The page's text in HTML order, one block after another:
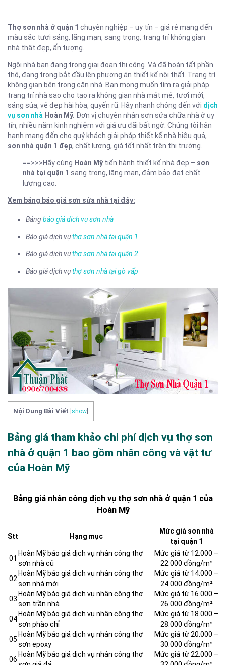
Thợ sơn nhà ở quận 1 chuyên nghiệp – uy tín – giá rẻ mang đến
màu sắc tươi sáng, lãng mạn, sang trọng, trang trí không gian
nhà thật đẹp, ấn tượng.
Ngôi nhà bạn đang trong giai đoạn thi công. Và đã hoàn tất phần
thô, đang trong bắt đầu lên phương án thiết kế nội thất. Trang trí
không gian bên trong căn nhà. Bạn mong muốn tìm ra giải pháp
trang trí nhà sao cho tạo ra không gian nhà mát mẻ, tươi mới,
sáng sủa, vẻ đẹp hài hòa, quyến rũ. Hãy nhanh chóng đến với dịch
vụ sơn nhà Hoàn Mỹ. Đơn vị chuyên nhận sơn sửa chữa nhà ở uy
tín, nhiều năm kinh nghiệm với giá ưu đãi bất ngờ. Chúng tôi hân
hạnh mang đến cho quý khách giải pháp thiết kế nhà hiệu quả,
sơn nhà quận 1 đẹp, chất lượng, giá tốt nhất trên thị trường.
==>>>Hãy cùng Hoàn Mỹtiến hành thiết kế nhà đẹp – sơn
nhà tại quận 1 sang trọng, lãng mạn, đảm bảo đạt chất
lượng cao.
Xem bảng báo giá sơn sửa nhà tại đây:
Bảngbáo giá dịch vụ sơn nhà
Báo giá dịch vụthợ sơn nhà tại quận 1
Báo giá dịch vụthợ sơn nhà tại quận 2
Báo giá dịch vụthợ sơn nhà tại gò vấp
Nội Dung Bài Viết show
Bảng giá tham khảo chi phí dịch vụ thợ sơn
nhà ở quận 1 bao gồm nhân công và vật tư
của Hoàn Mỹ
Bảng giá nhân công dịch vụ thợ sơn nhà ở quận 1 của
Hoàn Mỹ
Stt Hạng mục
Mức giá sơn nhà
tại quận 1
01
Hoàn Mỹ báo giá dịch vụ nhân công thợ
sơn nhà củ
Mức giá từ 12.000 –
22.000 đồng/m²
02
Hoàn Mỹ báo giá dịch vụ nhân công thợ
sơn nhà mới
Mức giá từ 14.000 –
24.000 đồng/m²
03
Hoàn Mỹ báo giá dịch vụ nhân công thợ
sơn trần nhà
Mức giá từ 16.000 –
26.000 đồng/m²
04
Hoàn Mỹ báo giá dịch vụ nhân công thợ
sơn phào chỉ
Mức giá từ 18.000 –
28.000 đồng/m²
05
Hoàn Mỹ báo giá dịch vụ nhân công thợ
sơn epoxy
Mức giá từ 20.000 –
30.000 đồng/m²
06
Hoàn Mỹ báo giá dịch vụ nhân công thợ
Mức giá từ 22.000 –